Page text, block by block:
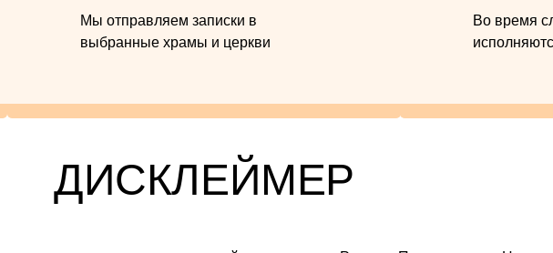
Мы отправляем записки в
выбранные храмы и церкви
Во время
ДИСКЛЕЙМЕР